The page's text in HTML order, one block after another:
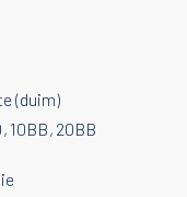
(duim)
10BB 20BB